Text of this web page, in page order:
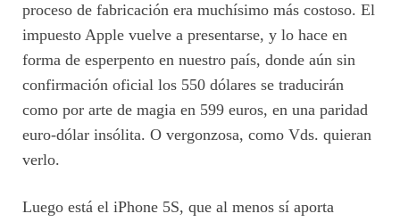
proceso de fabricación era muchísimo más costoso. El
impuesto Apple vuelve a presentarse, y lo hace en
forma de esperpento en nuestro país, donde aún sin
confirmación oficial los 550 dólares se traducirán
como por arte de magia en 599 euros, en una paridad
euro-dólar insólita. O vergonzosa, como Vds. quieran
verlo.
Luego está el iPhone 5S, que al menos sí aporta